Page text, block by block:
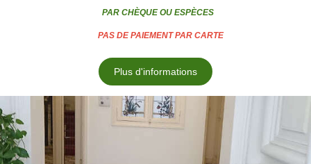
PAR CHÈQUE OU ESPÈCES
PAS DE PAIEMENT PAR CARTE
Plus d'informations